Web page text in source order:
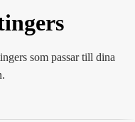
som passar till dina